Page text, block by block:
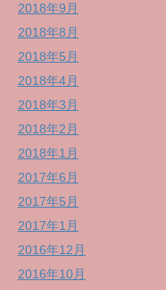
2018年9月
2018年8月
2018年5月
2018年4月
2018年3月
2018年2月
2018年1月
2017年6月
2017年5月
2017年1月
2016年12月
2016年10月